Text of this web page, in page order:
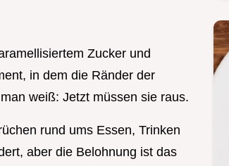
Zucker und
in dem die Ränder der
weiß: Jetzt müssen sie raus.
rund ums Essen, Trinken
aber die Belohnung ist das